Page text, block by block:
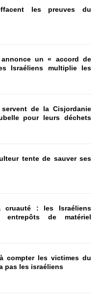
les preuves du
un « accord de
Israéliens multiplie les
de la Cisjordanie
pour leurs déchets
tente de sauver ses
cruauté : les Israéliens
entrepôts de matériel
compter les victimes du
pas les israéliens